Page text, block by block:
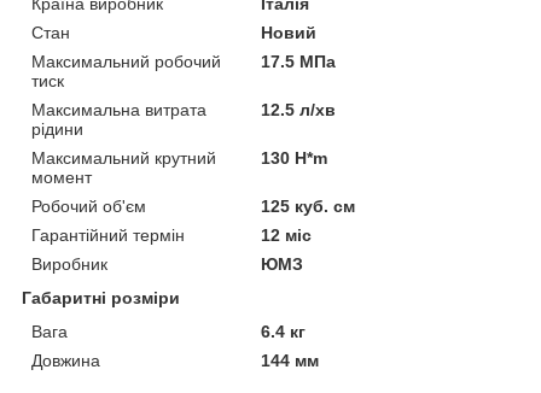
Стан
Новий
Максимальний робочий
тиск
17.5 МПа
Максимальна витрата
рідини
12.5 л/хв
Максимальний крутний
момент
130 H*m
Робочий об'єм
125 куб. см
Гарантійний термін
12 міс
Виробник
ЮМЗ
Габаритні розміри
Вага
6.4 кг
Довжина
144 мм